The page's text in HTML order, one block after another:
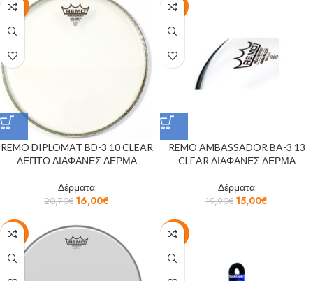
-23%
REMO DIPLOMAT BD-3 10 CLEAR
ΛΕΠΤΟ ΔΙΑΦΑΝΕΣ ΔΕΡΜΑ
Δέρματα
20,70€ 16,00€
-25%
REMO AMBASSADOR BA-3 13
CLEAR ΔΙΑΦΑΝΕΣ ΔΕΡΜΑ
Δέρματα
19,90€ 15,00€
-35% -29%